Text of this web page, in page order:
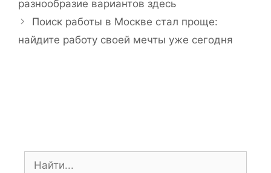
р
и
к
в
г
разнообразие вариантов здесь
Поиск работы в Москве стал проще:
найдите работу своей мечты уже сегодня